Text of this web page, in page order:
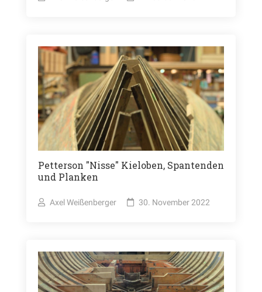
Petterson "Nisse" Kieloben, Spantenden
und Planken
Axel Weißenberger 30. November 2022